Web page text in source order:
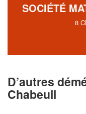
SOCIÉTÉ
8
D’autres
Chabeuil